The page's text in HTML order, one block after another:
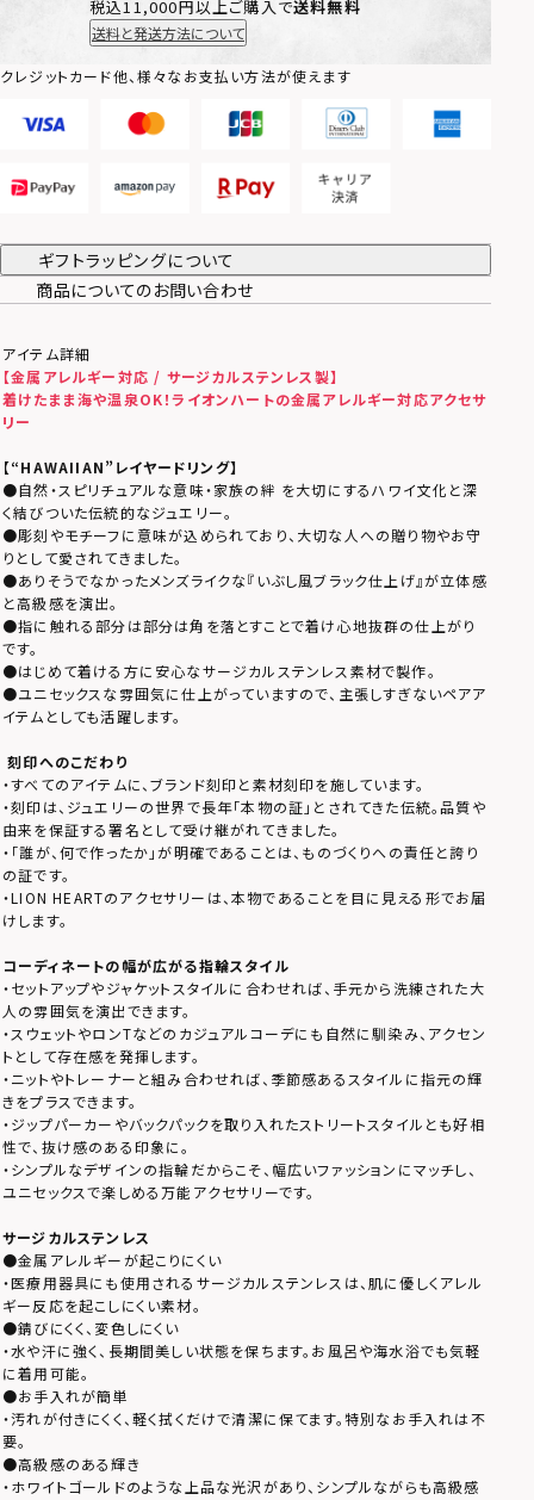
税込11,000円以上ご購入で送料無料
送料と発送方法について
クレジットカード他、様々なお支払い方法が使えます
ギフトラッピングについて
商品についてのお問い合わせ
アイテム詳細
【金属アレルギー対応 / サージカルステンレス製】
着けたまま海や温泉OK！ライオンハートの金属アレルギー対応アクセサ
リー
【“HAWAIIAN”レイヤードリング】
●自然・スピリチュアルな意味・家族の絆 を大切にするハワイ文化と深
く結びついた伝統的なジュエリー。
●彫刻やモチーフに意味が込められており、大切な人への贈り物やお守
りとして愛されてきました。
●ありそうでなかったメンズライクな『いぶし風ブラック仕上げ』が立体感
と高級感を演出。
●指に触れる部分は部分は角を落とすことで着け心地抜群の仕上がり
です。
●はじめて着ける方に安心なサージカルステンレス素材で製作。
●ユニセックスな雰囲気に仕上がっていますので、主張しすぎないペアア
イテムとしても活躍します。
刻印へのこだわり
・すべてのアイテムに、ブランド刻印と素材刻印を施しています。
・刻印は、ジュエリーの世界で長年「本物の証」とされてきた伝統。品質や
由来を保証する署名として受け継がれてきました。
・「誰が、何で作ったか」が明確であることは、ものづくりへの責任と誇り
の証です。
・LION HEARTのアクセサリーは、本物であることを目に見える形でお届
けします。
コーディネートの幅が広がる指輪スタイル
・セットアップやジャケットスタイルに合わせれば、手元から洗練された大
人の雰囲気を演出できます。
・スウェットやロンTなどのカジュアルコーデにも自然に馴染み、アクセン
トとして存在感を発揮します。
・ニットやトレーナーと組み合わせれば、季節感あるスタイルに指元の輝
きをプラスできます。
・ジップパーカーやバックパックを取り入れたストリートスタイルとも好相
性で、抜け感のある印象に。
・シンプルなデザインの指輪だからこそ、幅広いファッションにマッチし、
ユニセックスで楽しめる万能アクセサリーです。
サージカルステンレス
●金属アレルギーが起こりにくい
・医療用器具にも使用されるサージカルステンレスは、肌に優しくアレル
ギー反応を起こしにくい素材。
●錆びにくく、変色しにくい
・水や汗に強く、長期間美しい状態を保ちます。お風呂や海水浴でも気軽
に着用可能。
●お手入れが簡単
・汚れが付きにくく、軽く拭くだけで清潔に保てます。特別なお手入れは不
要。
●高級感のある輝き
・ホワイトゴールドのような上品な光沢があり、シンプルながらも高級感